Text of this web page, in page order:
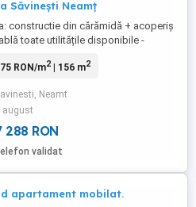
Săvinești Neamț
constructie din cărămidă + acoperiș
toate utilitățile disponibile -
>balcon >2 dormitoare parter >baie
>terasă >anexă >garaj ...
RON/m2| 156 m2
Neamt
august
288 RON
validat
apartament mobilat.